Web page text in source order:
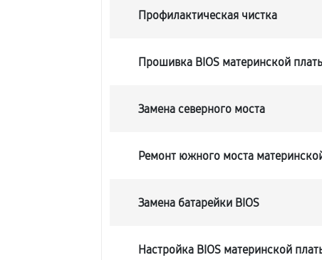
Профилактическая чистка
Прошивка BIOS материнской
Замена северного моста
Ремонт южного моста
Замена батарейки BIOS
Настройка BIOS материнской